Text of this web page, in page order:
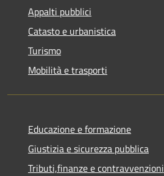
Appalti pubblici
Catasto e urbanistica
Turismo
Mobilità e trasporti
Educazione e formazione
Giustizia e sicurezza pubblica
Tributi,finanze e contravvenzioni